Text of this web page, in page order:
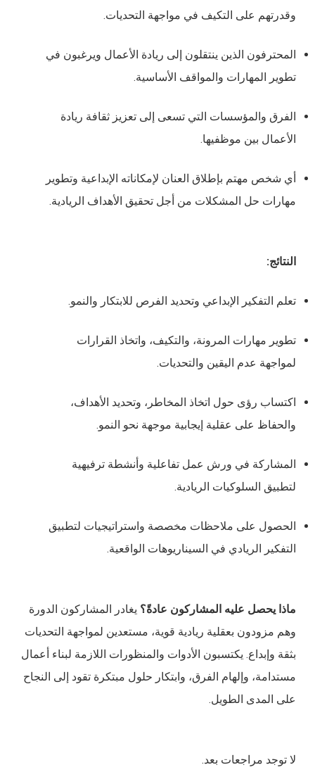
وقدرتهم على التكيف في مواجهة التحديات.
المحترفون الذين ينتقلون إلى ريادة الأعمال ويرغبون في
تطوير المهارات والمواقف الأساسية.
الفرق والمؤسسات التي تسعى إلى تعزيز ثقافة ريادة
الأعمال بين موظفيها.
أي شخص مهتم بإطلاق العنان لإمكاناته الإبداعية وتطوير
مهارات حل المشكلات من أجل تحقيق الأهداف الريادية.
النتائج:
تعلم التفكير الإبداعي وتحديد الفرص للابتكار والنمو.
تطوير مهارات المرونة، والتكيف، واتخاذ القرارات
لمواجهة عدم اليقين والتحديات.
اكتساب رؤى حول اتخاذ المخاطر، وتحديد الأهداف،
والحفاظ على عقلية إيجابية موجهة نحو النمو.
المشاركة في ورش عمل تفاعلية وأنشطة ترفيهية
لتطبيق السلوكيات الريادية.
الحصول على ملاحظات مخصصة واستراتيجيات لتطبيق
التفكير الريادي في السيناريوهات الواقعية.
ماذا يحصل عليه المشاركون عادةً؟ يغادر المشاركون الدورة
وهم مزودون بعقلية ريادية قوية، مستعدين لمواجهة التحديات
بثقة وإبداع. يكتسبون الأدوات والمنظورات اللازمة لبناء أعمال
مستدامة، وإلهام الفرق، وابتكار حلول مبتكرة تقود إلى النجاح
على المدى الطويل.
لا توجد مراجعات بعد.